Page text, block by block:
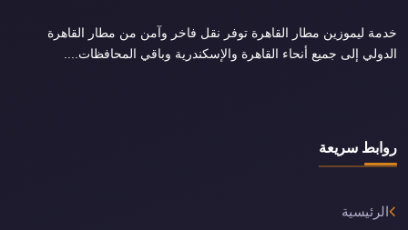
خدمة ليموزين مطار القاهرة توفر نقل فاخر وآمن من مطار القاهرة
الدولي إلى جميع أنحاء القاهرة والإسكندرية وباقي المحافظات....
روابط سريعة
الرئيسية